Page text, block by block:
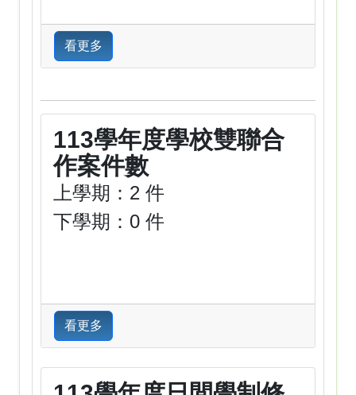
看更多
113學年度學校雙聯合
作案件數
上學期：2 件
下學期：0 件
看更多